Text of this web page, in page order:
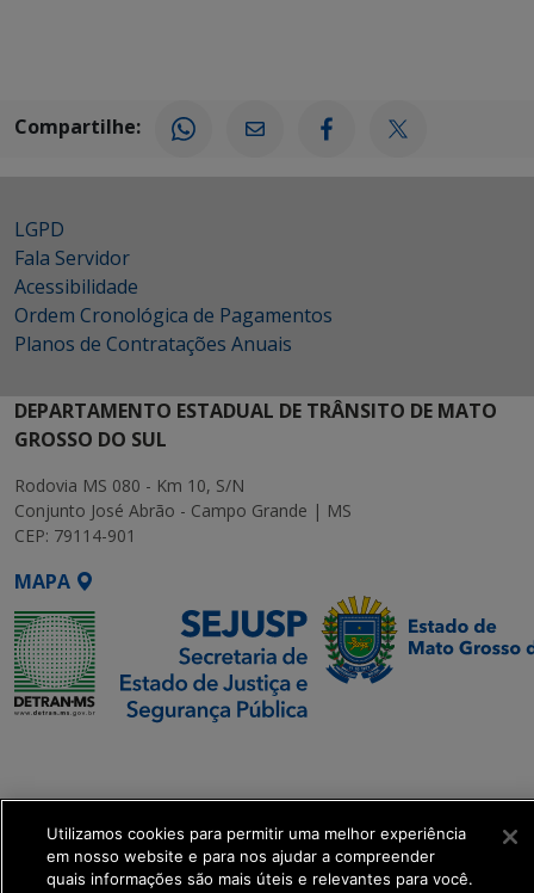
Compartilhe:
LGPD
Fala Servidor
Acessibilidade
Ordem Cronológica de Pagamentos
Planos de Contratações Anuais
DEPARTAMENTO ESTADUAL DE TRÂNSITO DE MATO
GROSSO DO SUL
Rodovia MS 080 - Km 10, S/N
Conjunto José Abrão - Campo Grande | MS
CEP: 79114-901
MAPA
Transformação Digital
get_footer();
Utilizamos cookies para permitir uma melhor experiência
em nosso website e para nos ajudar a compreender
quais informações são mais úteis e relevantes para você.